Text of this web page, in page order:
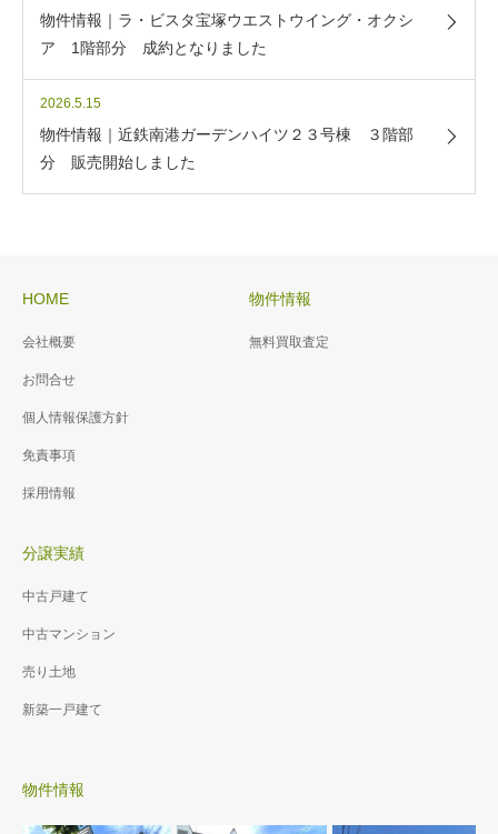
物件情報｜ラ・ビスタ宝塚ウエストウイング・オクシ
ア 1階部分 成約となりました
2026.5.15
物件情報｜近鉄南港ガーデンハイツ２３号棟 ３階部
分 販売開始しました
HOME
会社概要
お問合せ
個人情報保護方針
免責事項
採用情報
物件情報
無料買取査定
分譲実績
中古戸建て
中古マンション
売り土地
新築一戸建て
物件情報